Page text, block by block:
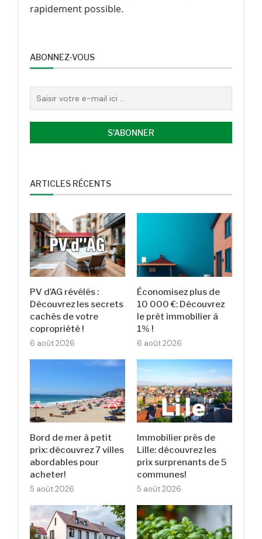
rapidement possible.
ABONNEZ-VOUS
ARTICLES RÉCENTS
PV d’AG révélés :
Découvrez les secrets
cachés de votre
copropriété !
6 août 2026
Économisez plus de
10 000 €: Découvrez
le prêt immobilier à
1% !
6 août 2026
Bord de mer à petit
prix: découvrez 7 villes
abordables pour
acheter!
5 août 2026
Immobilier près de
Lille: découvrez les
prix surprenants de 5
communes!
5 août 2026